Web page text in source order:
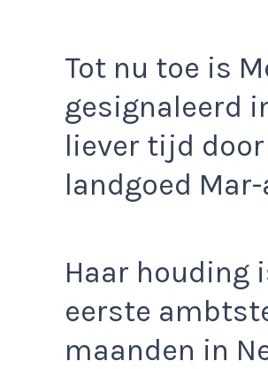
Tot nu toe is
gesignaleerd
liever tijd door
landgoed
Haar houding
eerste
maanden in